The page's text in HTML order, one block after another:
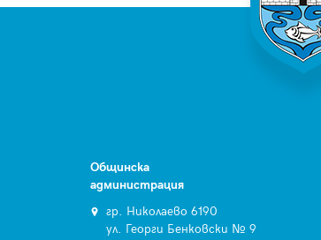
Общинска
администрация
гр. Николаево 6190
ул. Георги Бенковски № 9